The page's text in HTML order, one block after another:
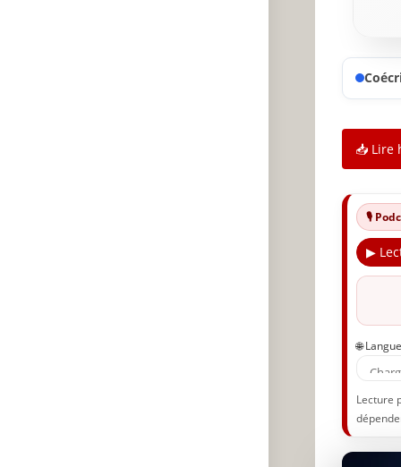
📥 Lire
🎙️
▶
🌐 Langue
Lecture